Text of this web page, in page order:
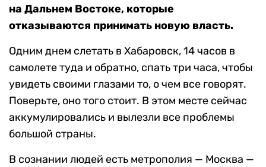
на Дальнем Востоке, которые
отказываются принимать новую власть.
Одним днем слетать в Хабаровск, 14 часов в
самолете туда и обратно, спать три часа, чтобы
увидеть своими глазами то, о чем все говорят.
Поверьте, оно того стоит. В этом месте сейчас
аккумулировались и вылезли все проблемы
большой страны.
В сознании людей есть метрополия — Москва —